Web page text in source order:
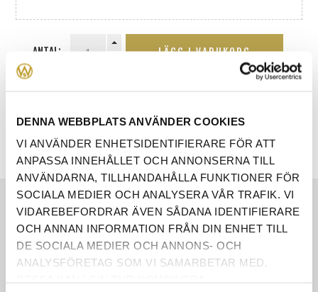
DENNA WEBBPLATS ANVÄNDER COOKIES
VI ANVÄNDER ENHETSIDENTIFIERARE FÖR ATT
ANPASSA INNEHÅLLET OCH ANNONSERNA TILL
ANVÄNDARNA, TILLHANDAHÅLLA FUNKTIONER FÖR
SOCIALA MEDIER OCH ANALYSERA VÅR TRAFIK. VI
VIDAREBEFORDRAR ÄVEN SÅDANA IDENTIFIERARE
OCH ANNAN INFORMATION FRÅN DIN ENHET TILL
DE SOCIALA MEDIER OCH ANNONS- OCH
ANALYSFÖRETAG SOM VI SAMARBETAR MED.
ANTAL: LÄGG I VARUKORG
EGENSKAPER
RECENSIONER
ÅNGERRÄTT